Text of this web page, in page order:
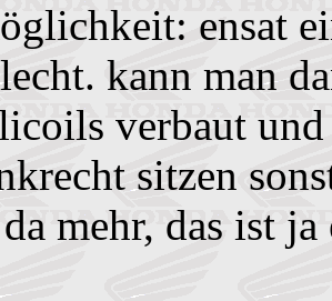
ensat
kann man
verbaut
sitzen
mehr, das ist